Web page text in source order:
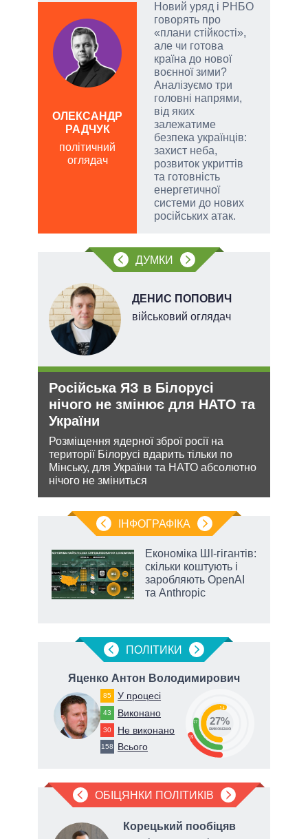
Новий уряд і РНБО
говорять про
«плани стійкості»,
але чи готова
країна до нової
воєнної зими?
Аналізуємо три
головні напрями,
від яких
залежатиме
безпека українців:
захист неба,
розвиток укриттів
та готовність
енергетичної
системи до нових
російських атак.
ОЛЕКСАНДР
РАДЧУК
політичний
оглядач
ДУМКИ
ДЕНИС ПОПОВИЧ
військовий оглядач
Російська ЯЗ в Білорусі
нічого не змінює для НАТО та
України
Розміщення ядерної зброї росії на
території Білорусі вдарить тільки по
Мінську, для України та НАТО абсолютно
нічого не зміниться
ІНФОГРАФІКА
Економіка ШІ-гігантів:
скільки коштують і
заробляють OpenAI
та Anthropic
ПОЛIТИКИ
Яценко Антон Володимирович
85 У процесі
43 Виконано
30 Не виконано
158 Всього
19
27
54
27%
виконано
ОБІЦЯНКИ ПОЛІТИКІВ
Корецький пообіцяв